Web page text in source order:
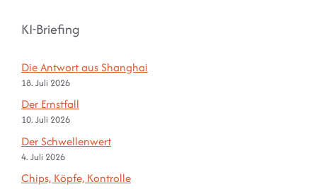
KI-Briefing
Die Antwort aus Shanghai
18. Juli 2026
Der Ernstfall
10. Juli 2026
Der Schwellenwert
4. Juli 2026
Chips, Köpfe, Kontrolle